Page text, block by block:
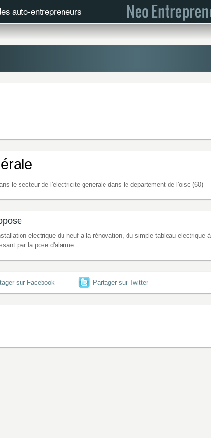
auto-entrepreneurs
le secteur de l'electricite generale dans le departement de l'oise (60)
electrique du neuf a la rénovation, du simple tableau electrique à
par la pose d'alarme.
sur Facebook Partager sur Twitter